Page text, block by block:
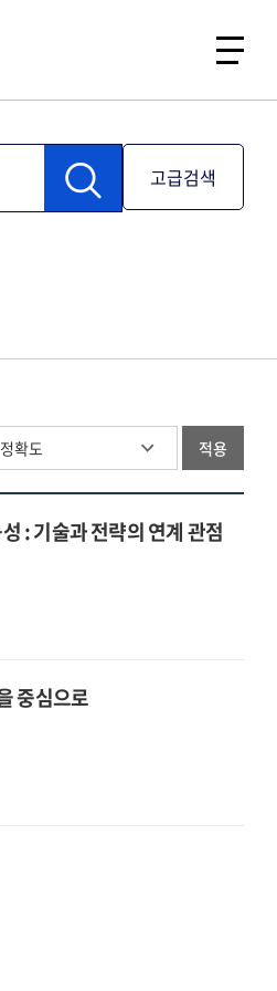
고급검색
적용
: 기술과 전략의 연계 관점
중심으로